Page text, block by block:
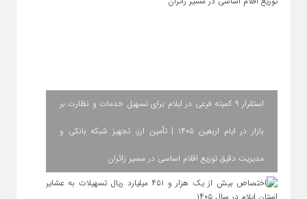
استقرار ۹ کمیته فرعی در ایلام برای تسهیل خدمات و نظارت بر
بازار در ایام اربعین ۱۴۰۵ | تأمین ارز، تجهیز شبکه بانکی و
مدیریت دقیق توزیع اقلام اساسی در مسیر زائران